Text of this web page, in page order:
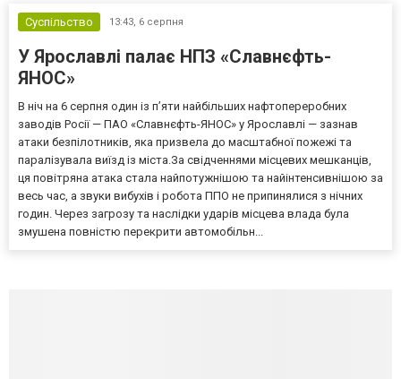
Суспільство 13:43, 6 серпня
У Ярославлі палає НПЗ «Славнєфть-
ЯНОС»
В ніч на 6 серпня один із п’яти найбільших нафтопереробних
заводів Росії — ПАО «Славнєфть-ЯНОС» у Ярославлі — зазнав
атаки безпілотників, яка призвела до масштабної пожежі та
паралізувала виїзд із міста.За свідченнями місцевих мешканців,
ця повітряна атака стала найпотужнішою та найінтенсивнішою за
весь час, а звуки вибухів і робота ППО не припинялися з нічних
годин. Через загрозу та наслідки ударів місцева влада була
змушена повністю перекрити автомобільн...